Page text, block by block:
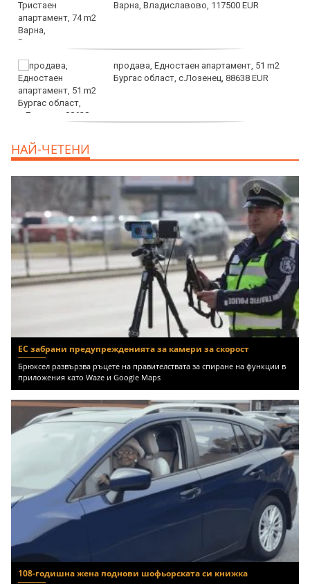
Варна, Владиславово, 117500 EUR
продава, Едностаен апартамент, 51 m2
Бургас област, с.Лозенец, 88638 EUR
EUR
НАЙ-ЧЕТЕНИ
ЕС забрани предупрежденията за камери за скорост
Брюксел развързва ръцете на правителствата за спиране на функции в
приложения като Waze и Google Maps
108-годишна жена поднови шофьорската си книжка